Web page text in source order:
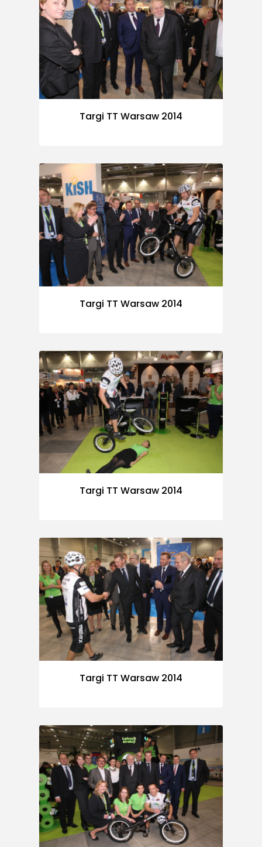
Targi TT Warsaw 2014
Targi TT Warsaw 2014
Targi TT Warsaw 2014
Targi TT Warsaw 2014